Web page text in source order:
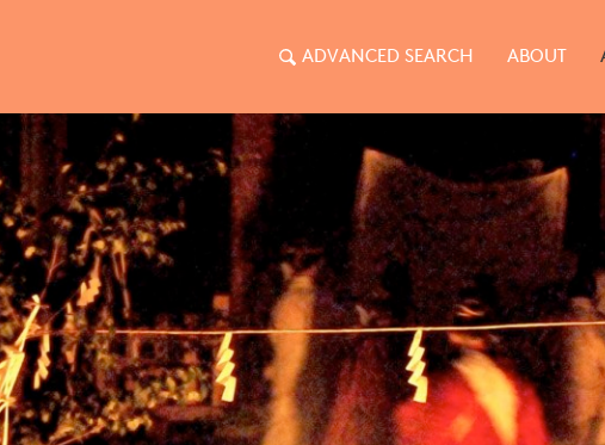
ADVANCED SEARCH ABOUT